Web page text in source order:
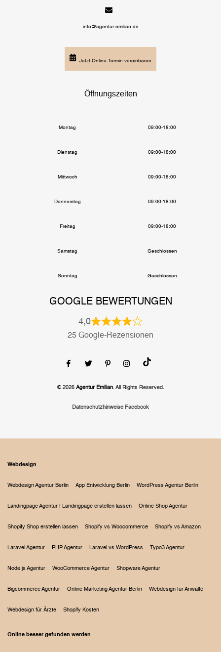
info@agentur-emilian.de
Jetzt Online-Termin vereinbaren
Öffnungszeiten
Montag 09:00-18:00
Dienstag 09:00-18:00
Mittwoch 09:00-18:00
Donnerstag 09:00-18:00
Freitag 09:00-18:00
Samstag Geschlossen
Sonntag Geschlossen
GOOGLE BEWERTUNGEN
4,0
25 Google-Rezensionen
© 2026 Agentur Emilian. All Rights Reserved.
Datenschutzhinweise Facebook
Webdesign
Webdesign Agentur Berlin App Entwicklung Berlin WordPress Agentur Berlin
Landingpage Agentur | Landingpage erstellen lassen Online Shop Agentur
Shopify Shop erstellen lassen Shopify vs Woocommerce Shopify vs Amazon
Laravel Agentur PHP Agentur Laravel vs WordPress Typo3 Agentur
Node.js Agentur WooCommerce Agentur Shopware Agentur
Bigcommerce Agentur Online Marketing Agentur Berlin Webdesign für Anwälte
Webdesign für Ärzte Shopify Kosten
Online besser gefunden werden